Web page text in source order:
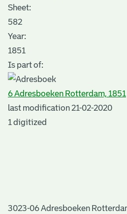
Sheet:
582
Year:
1851
Is part of:
6 Adresboeken Rotterdam, 1851
last modification 21-02-2020
1 digitized
3023-06 Adresboeken